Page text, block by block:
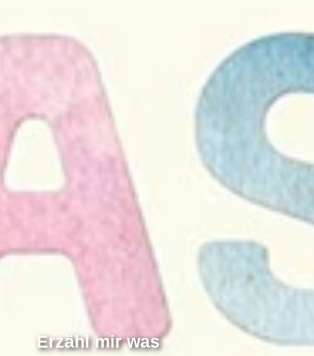
Erzähl mir was